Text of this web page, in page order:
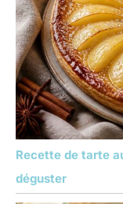
Recette de tarte
déguster